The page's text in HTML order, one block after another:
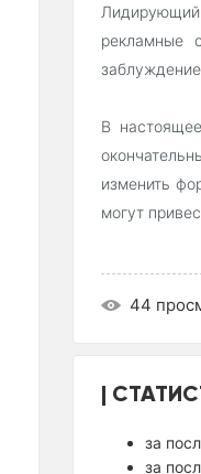
рекламные
В
изменить
могут
44
за
за